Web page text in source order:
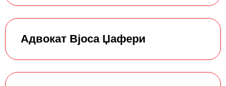
Адвокат Вјоса Џафери